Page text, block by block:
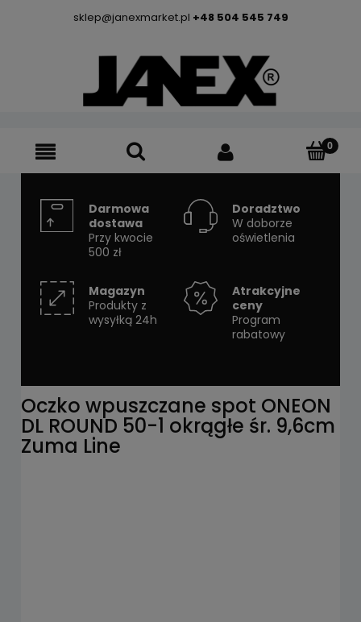
sklep@janexmarket.pl +48 504 545 749
Darmowa
dostawa
Przy kwocie
500 zł
Doradztwo
W doborze
oświetlenia
Magazyn
Produkty z
wysyłką 24h
Atrakcyjne
ceny
Program
rabatowy
Oczko wpuszczane spot ONEON
DL ROUND 50-1 okrągłe śr. 9,6cm
Zuma Line